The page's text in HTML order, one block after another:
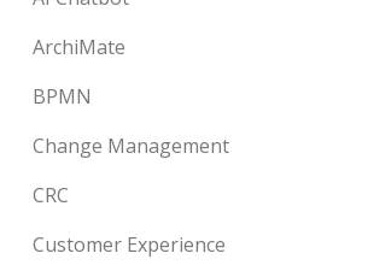
ArchiMate
BPMN
Change Management
CRC
Customer Experience